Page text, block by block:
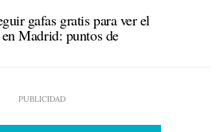
gafas gratis para ver el
Madrid: puntos de